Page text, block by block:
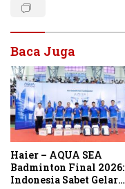
Baca Juga
Haier – AQUA SEA
Badminton Final 2026:
Indonesia Sabet Gelar